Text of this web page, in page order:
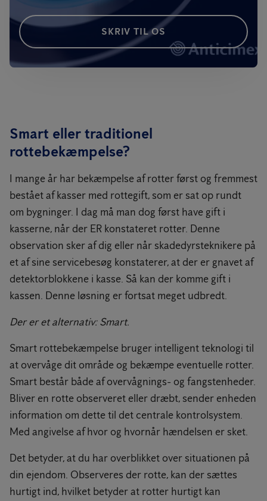
SKRIV TIL OS
Smart eller traditionel
rottebekæmpelse?
I mange år har bekæmpelse af rotter først og fremmest
bestået af kasser med rottegift, som er sat op rundt
om bygninger. I dag må man dog først have gift i
kasserne, når der ER konstateret rotter. Denne
observation sker af dig eller når skadedyrsteknikere på
et af sine servicebesøg konstaterer, at der er gnavet af
detektorblokkene i kasse. Så kan der komme gift i
kassen. Denne løsning er fortsat meget udbredt.
Der er et alternativ: Smart.
Smart rottebekæmpelse bruger intelligent teknologi til
at overvåge dit område og bekæmpe eventuelle rotter.
Smart består både af overvågnings- og fangstenheder.
Bliver en rotte observeret eller dræbt, sender enheden
information om dette til det centrale kontrolsystem.
Med angivelse af hvor og hvornår hændelsen er sket.
Det betyder, at du har overblikket over situationen på
din ejendom. Observeres der rotte, kan der sættes
hurtigt ind, hvilket betyder at rotter hurtigt kan